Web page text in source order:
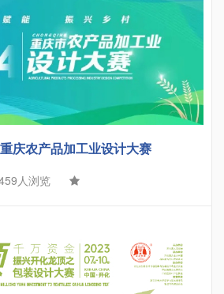
庆农产品加工业设计大赛
人浏览